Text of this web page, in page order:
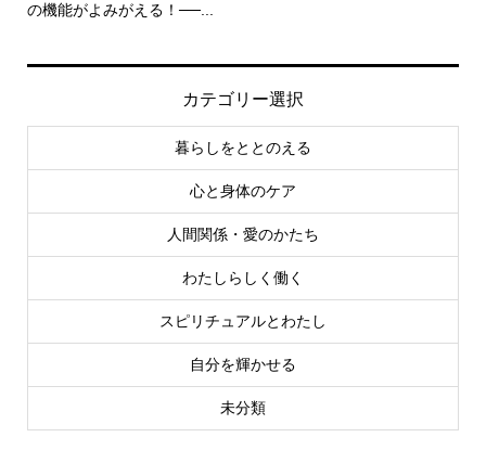
の機能がよみがえる！──...
カテゴリー選択
暮らしをととのえる
心と身体のケア
人間関係・愛のかたち
わたしらしく働く
スピリチュアルとわたし
自分を輝かせる
未分類